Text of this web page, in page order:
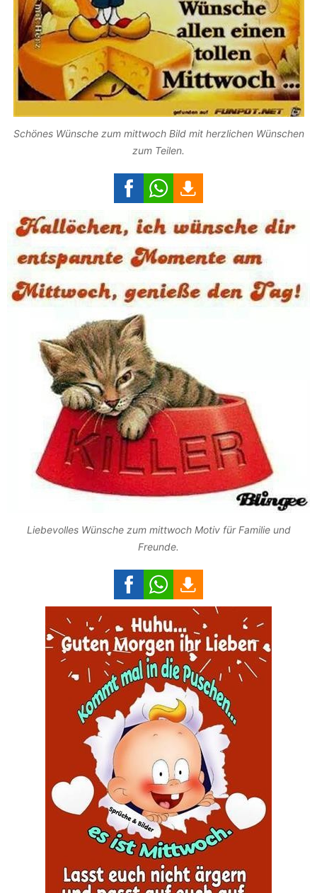
Schönes Wünsche zum mittwoch Bild mit herzlichen Wünschen
zum Teilen.
Liebevolles Wünsche zum mittwoch Motiv für Familie und
Freunde.